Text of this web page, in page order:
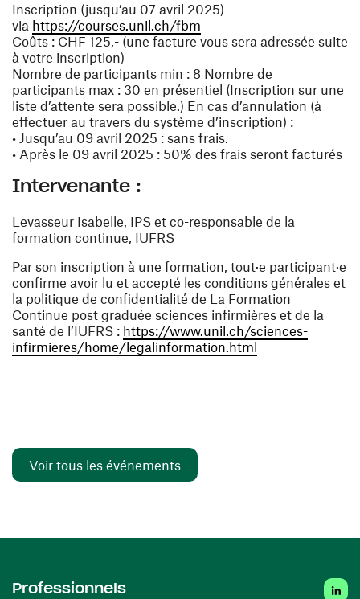
Inscription (jusqu’au 07 avril 2025)
via https://courses.unil.ch/fbm
Coûts : CHF 125,- (une facture vous sera adressée suite
à votre inscription)
Nombre de participants min : 8 Nombre de
participants max : 30 en présentiel (Inscription sur une
liste d’attente sera possible.) En cas d’annulation (à
effectuer au travers du système d’inscription) :
• Jusqu’au 09 avril 2025 : sans frais.
• Après le 09 avril 2025 : 50% des frais seront facturés
Intervenante :
Levasseur Isabelle, IPS et co-responsable de la
formation continue, IUFRS
Par son inscription à une formation, tout·e participant·e
confirme avoir lu et accepté les conditions générales et
la politique de confidentialité de La Formation
Continue post graduée sciences infirmières et de la
santé de l’IUFRS : https://www.unil.ch/sciences-
infirmieres/home/legalinformation.html
Voir tous les événements
Professionnels